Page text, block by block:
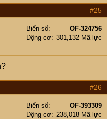
#25
Biển số
OF-324756
Động cơ
301,132 Mã lực
#26
Biển số
OF-393309
Động cơ
238,018 Mã lực